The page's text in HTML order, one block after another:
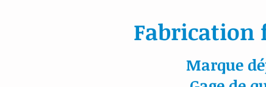
Fabrication
Marque